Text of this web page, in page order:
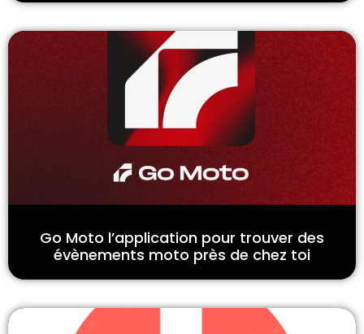
Go Moto l’application pour trouver des
évènements moto près de chez toi